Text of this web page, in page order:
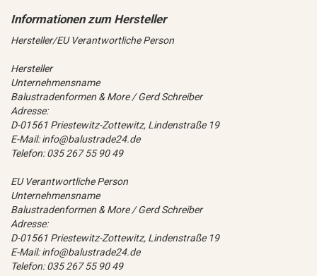
Hersteller/EU Verantwortliche Person
Hersteller
Unternehmensname
Balustradenformen & More / Gerd Schreiber
Adresse:
D-01561 Priestewitz-Zottewitz, Lindenstraße 19
E-Mail: info@balustrade24.de
Telefon: 035 267 55 90 49
EU Verantwortliche Person
Unternehmensname
Balustradenformen & More / Gerd Schreiber
Adresse:
D-01561 Priestewitz-Zottewitz, Lindenstraße 19
E-Mail: info@balustrade24.de
Telefon: 035 267 55 90 49